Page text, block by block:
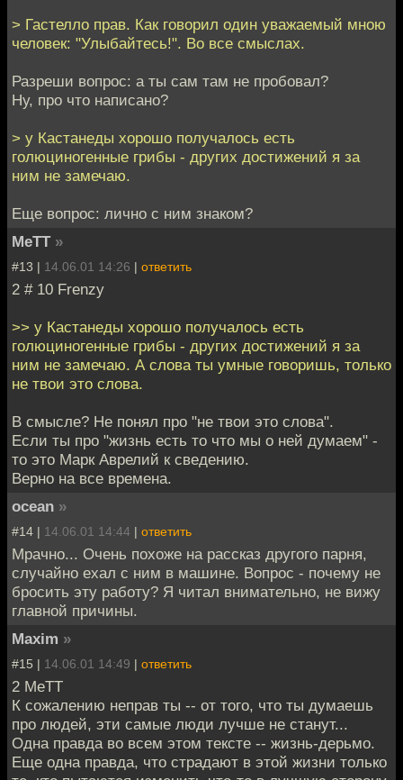
> Гастелло прав. Как говорил один уважаемый мною
человек: "Улыбайтесь!". Во все смыслах.
Разреши вопрос: а ты сам там не пробовал?
Ну, про что написано?
> у Кастанеды хорошо получалось есть
голюциногенные грибы - других достижений я за
ним не замечаю.
Еще вопрос: лично с ним знаком?
MeTT »
#13 | 14.06.01 14:26 | ответить
2 # 10 Frenzy
>> у Кастанеды хорошо получалось есть
голюциногенные грибы - других достижений я за
ним не замечаю. А слова ты умные говоришь, только
не твои это слова.
В смысле? Не понял про "не твои это слова".
Если ты про "жизнь есть то что мы о ней думаем" -
то это Марк Аврелий к сведению.
Верно на все времена.
ocean »
#14 | 14.06.01 14:44 | ответить
Мрачно... Очень похоже на рассказ другого парня,
случайно ехал с ним в машине. Вопрос - почему не
бросить эту работу? Я читал внимательно, не вижу
главной причины.
Maxim »
#15 | 14.06.01 14:49 | ответить
2 MeTT
К сожалению неправ ты -- от того, что ты думаешь
про людей, эти самые люди лучше не станут...
Одна правда во всем этом тексте -- жизнь-дерьмо.
Еще одна правда, что страдают в этой жизни только